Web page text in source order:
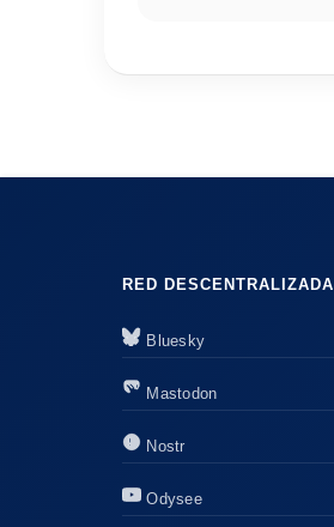
RED DESCENTRALIZADA
Bluesky
Mastodon
Nostr
Odysee